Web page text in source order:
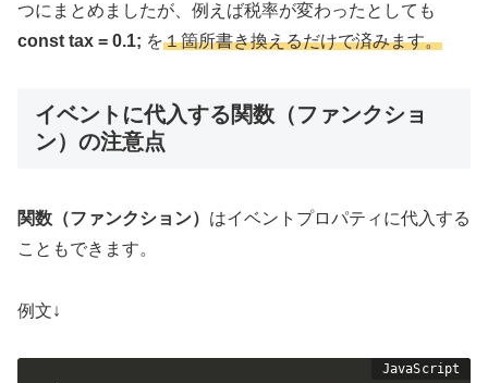
つにまとめましたが、例えば税率が変わったとしても
const tax = 0.1; を１箇所書き換えるだけで済みます。
イベントに代入する関数（ファンクショ
ン）の注意点
関数（ファンクション） はイベントプロパティに代入する
こともできます。
例文↓